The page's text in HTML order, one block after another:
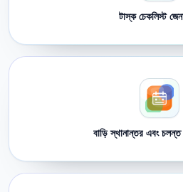
টাস্ক চেকলিস্ট
বাড়ি স্থানান্তর এবং চলন্ত